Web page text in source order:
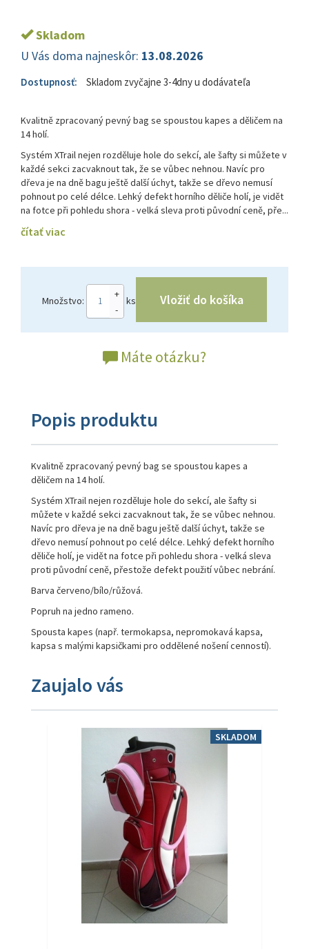
Skladom
U Vás doma najneskôr: 13.08.2026
Dostupnosť: Skladom zvyčajne 3-4dny u dodávateľa
Kvalitně zpracovaný pevný bag se spoustou kapes a děličem na
14 holí.
Systém XTrail nejen rozděluje hole do sekcí, ale šafty si můžete v
každé sekci zacvaknout tak, že se vůbec nehnou. Navíc pro
dřeva je na dně bagu ještě další úchyt, takže se dřevo nemusí
pohnout po celé délce. Lehký defekt horního děliče holí, je vidět
na fotce při pohledu shora - velká sleva proti původní ceně, pře...
čítať viac
Množstvo:
-
+
ks Vložiť do košíka
Máte otázku?
Popis produktu
Kvalitně zpracovaný pevný bag se spoustou kapes a
děličem na 14 holí.
Systém XTrail nejen rozděluje hole do sekcí, ale šafty si
můžete v každé sekci zacvaknout tak, že se vůbec nehnou.
Navíc pro dřeva je na dně bagu ještě další úchyt, takže se
dřevo nemusí pohnout po celé délce. Lehký defekt horního
děliče holí, je vidět na fotce při pohledu shora - velká sleva
proti původní ceně, přestože defekt použití vůbec nebrání.
Barva červeno/bílo/růžová.
Popruh na jedno rameno.
Spousta kapes (např. termokapsa, nepromokavá kapsa,
kapsa s malými kapsičkami pro oddělené nošení cenností).
Zaujalo vás
SKLADOM